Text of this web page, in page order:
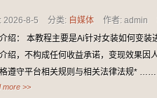
2026-8-5 分类: 自媒体 作者: admin
绍： 本教程主要是Ai针对女装如何变
绍，不构成任何收益承诺，变现效果因
遵守平台相关规则与相关法律法规* ……
more >>